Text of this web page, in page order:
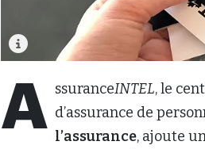
A ssuranceINTEL, le
d’assurance de
l’assurance, ajoute